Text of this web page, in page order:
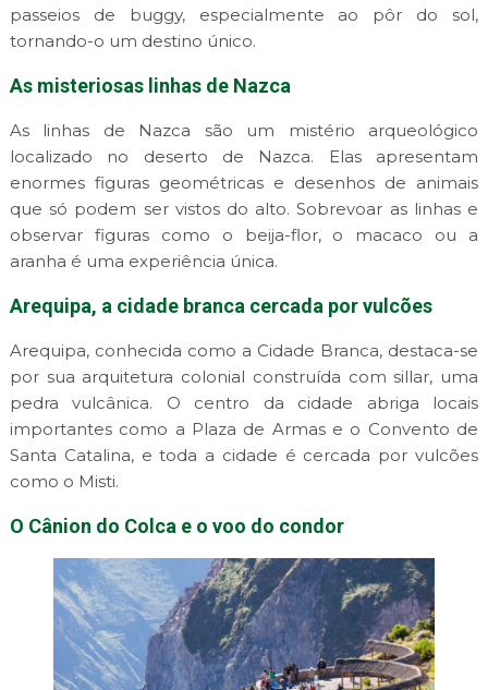
passeios de buggy, especialmente ao pôr do sol,
tornando-o um destino único.
As misteriosas linhas de Nazca
As linhas de Nazca são um mistério arqueológico
localizado no deserto de Nazca. Elas apresentam
enormes figuras geométricas e desenhos de animais
que só podem ser vistos do alto. Sobrevoar as linhas e
observar figuras como o beija-flor, o macaco ou a
aranha é uma experiência única.
Arequipa, a cidade branca cercada por vulcões
Arequipa, conhecida como a Cidade Branca, destaca-se
por sua arquitetura colonial construída com sillar, uma
pedra vulcânica. O centro da cidade abriga locais
importantes como a Plaza de Armas e o Convento de
Santa Catalina, e toda a cidade é cercada por vulcões
como o Misti.
O Cânion do Colca e o voo do condor